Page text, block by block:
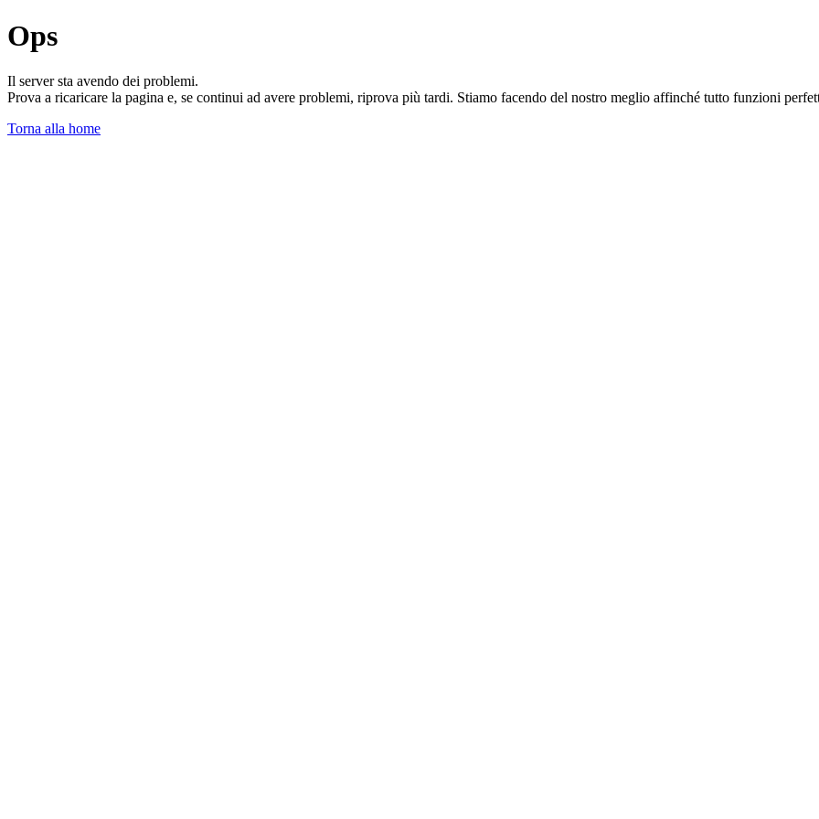
Ops
Il server sta avendo dei problemi.
Prova a ricaricare la pagina e, se continui ad avere problemi, riprova più tardi. Stiamo facendo del nostro meglio affinché tutto funzioni
Torna alla home